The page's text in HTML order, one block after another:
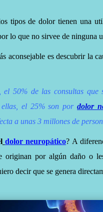
tipos de dolor tienen una
lo que no sirvee de ninguna
aconsejable es descubrir la
el 50% de las consultas
ellas, el 25% son pordolor
a unas 3 millones de
dolor neuropático? A
originan por algún daño o
decir que se genera